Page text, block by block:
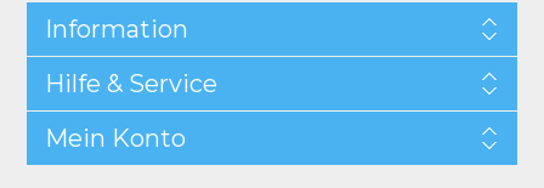
Information
Hilfe & Service
Mein Konto